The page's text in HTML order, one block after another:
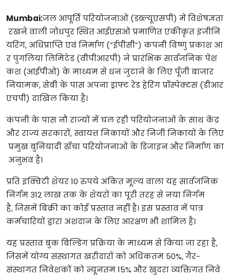
Mumbai:जल आपूर्ति परियोजनाओं (डब्ल्यूएसपी) में विशेषज्ञता
रखने वाली जोधपुर स्थित आईएसओ प्रमाणित एकीकृत इंजीनि
यरिंग, अधिप्राप्ति एवं निर्माण (“ईपीसी”) कंपनी विष्णु प्रकाश आ
र पुंगलिया लिमिटेड (वीपीआरपी) ने प्रारंभिक सार्वजनिक पेश
कश (आईपीओ) के माध्यम से धन जुटाने के लिए पूँजी बाजार
नियामक, सेबी के पास अपना ड्राफ्ट रेड हेरिंग प्रॉस्पेक्टस (डीआर
एचपी) दाखिल किया है।
कंपनी के पास नौ राज्यों में चल रही परियोजनाओं के साथ केंद्र
और राज्य सरकारों, स्वायत्त निकायों और निजी निकायों के लिए
प्रमुख बुनियादी ढाँचा परियोजनाओं के डिजाइन और निर्माण का
अनुभव है।
प्रति इक्विटी शेयर 10 रुपये अंकित मूल्य वाला यह सार्वजनिक
निर्गम 312 लाख तक के शेयरों का पूरी तरह से नया निर्गम
है, जिसमें बिक्री का कोई प्रस्ताव नहीं है। इस प्रस्ताव में पात्र
कर्मचारियों द्वारा अंशदान के लिए आरक्षण भी शामिल है।
यह प्रस्ताव बुक बिल्डिंग प्रक्रिया के माध्यम से किया जा रहा है,
जिसमें योग्य संस्थागत खरीदारों को अधिकतम 50%, गैर-
संस्थागत निवेशकों को न्यूनतम 15% और खुदरा व्यक्तिगत निवे